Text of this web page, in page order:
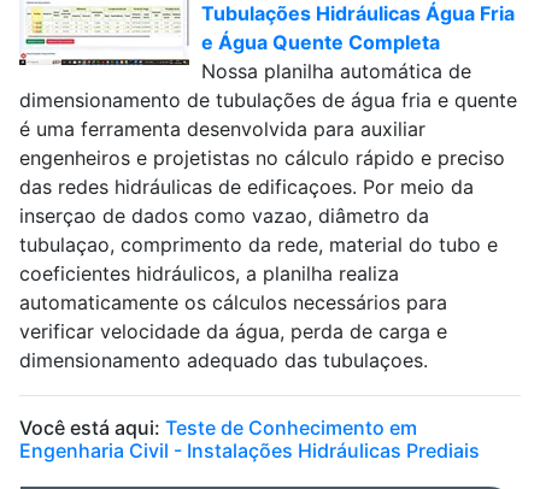
Tubulações Hidráulicas Água Fria
e Água Quente Completa
Nossa planilha automática de
dimensionamento de tubulações de água fria e quente
é uma ferramenta desenvolvida para auxiliar
engenheiros e projetistas no cálculo rápido e preciso
das redes hidráulicas de edificaçoes. Por meio da
inserçao de dados como vazao, diâmetro da
tubulaçao, comprimento da rede, material do tubo e
coeficientes hidráulicos, a planilha realiza
automaticamente os cálculos necessários para
verificar velocidade da água, perda de carga e
dimensionamento adequado das tubulaçoes.
Você está aqui: Teste de Conhecimento em
Engenharia Civil - Instalações Hidráulicas Prediais